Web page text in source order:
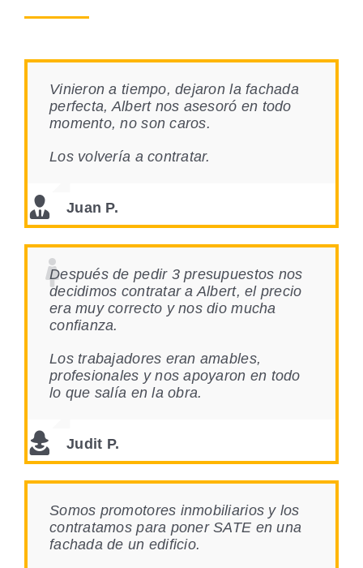
Vinieron a tiempo, dejaron la fachada
perfecta, Albert nos asesoró en todo
momento, no son caros.
Los volvería a contratar.
Juan P.
Después de pedir 3 presupuestos nos
decidimos contratar a Albert, el precio
era muy correcto y nos dio mucha
confianza.
Los trabajadores eran amables,
profesionales y nos apoyaron en todo
lo que salía en la obra.
Judit P.
Somos promotores inmobiliarios y los
contratamos para poner SATE en una
fachada de un edificio.